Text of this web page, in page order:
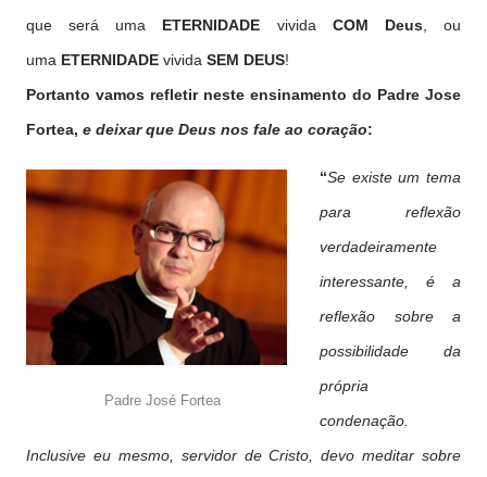
que será uma ETERNIDADE vivida COM Deus, ou
uma ETERNIDADE vivida SEM DEUS!
Portanto vamos refletir neste ensinamento do Padre Jose
Fortea, e deixar que Deus nos fale ao coração:
Padre José Fortea
“Se existe um tema
para reflexão
verdadeiramente
interessante, é a
reflexão sobre a
possibilidade da
própria
condenação.
Inclusive eu mesmo, servidor de Cristo, devo meditar sobre